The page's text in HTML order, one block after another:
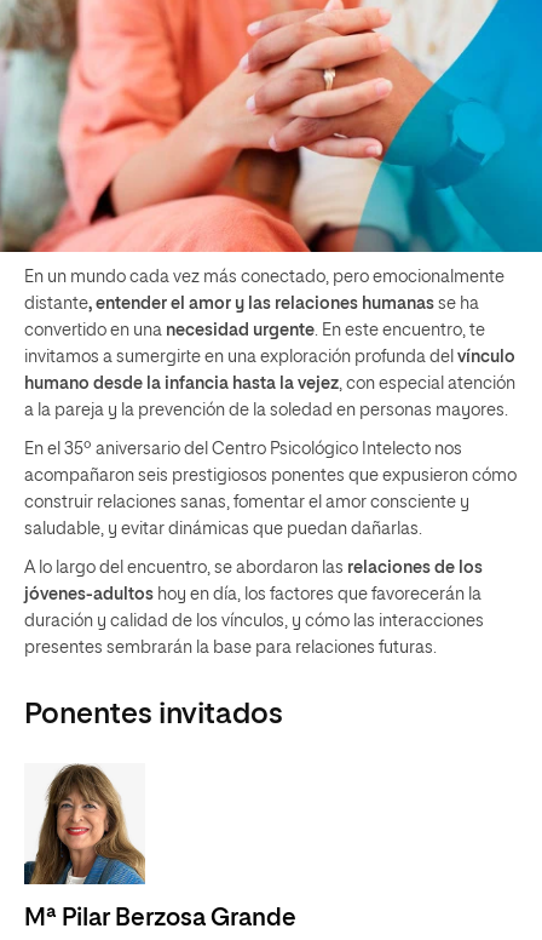
En un mundo cada vez más conectado, pero emocionalmente
distante, entender el amor y las relaciones humanas se ha
convertido en una necesidad urgente. En este encuentro, te
invitamos a sumergirte en una exploración profunda del vínculo
humano desde la infancia hasta la vejez, con especial atención
a la pareja y la prevención de la soledad en personas mayores.
En el 35º aniversario del Centro Psicológico Intelecto nos
acompañaron seis prestigiosos ponentes que expusieron cómo
construir relaciones sanas, fomentar el amor consciente y
saludable, y evitar dinámicas que puedan dañarlas.
A lo largo del encuentro, se abordaron las relaciones de los
jóvenes-adultos hoy en día, los factores que favorecerán la
duración y calidad de los vínculos, y cómo las interacciones
presentes sembrarán la base para relaciones futuras.
Ponentes invitados
Mª Pilar Berzosa Grande